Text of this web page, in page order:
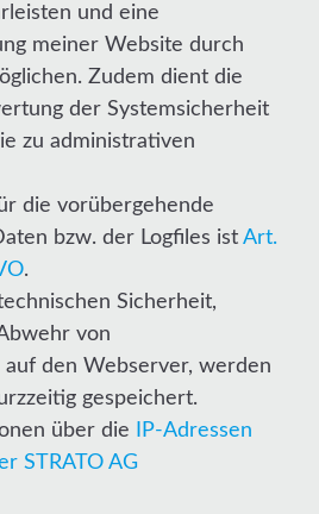
und eine
meiner Website durch
Zudem dient die
der Systemsicherheit
zu administrativen
die vorübergehende
bzw. der Logfiles ist Art.
.
Sicherheit,
von
den Webserver, werden
gespeichert.
über die
IP-Adressen
STRATO AG